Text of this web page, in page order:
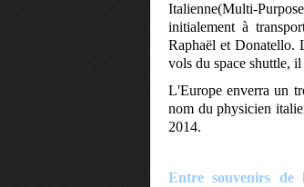
Italienne(Multi-
initialement à
Raphaël et Donatello.
vols du space shuttle,
L'Europe enverra un
nom du physicien
2014.
Entre souvenirs de